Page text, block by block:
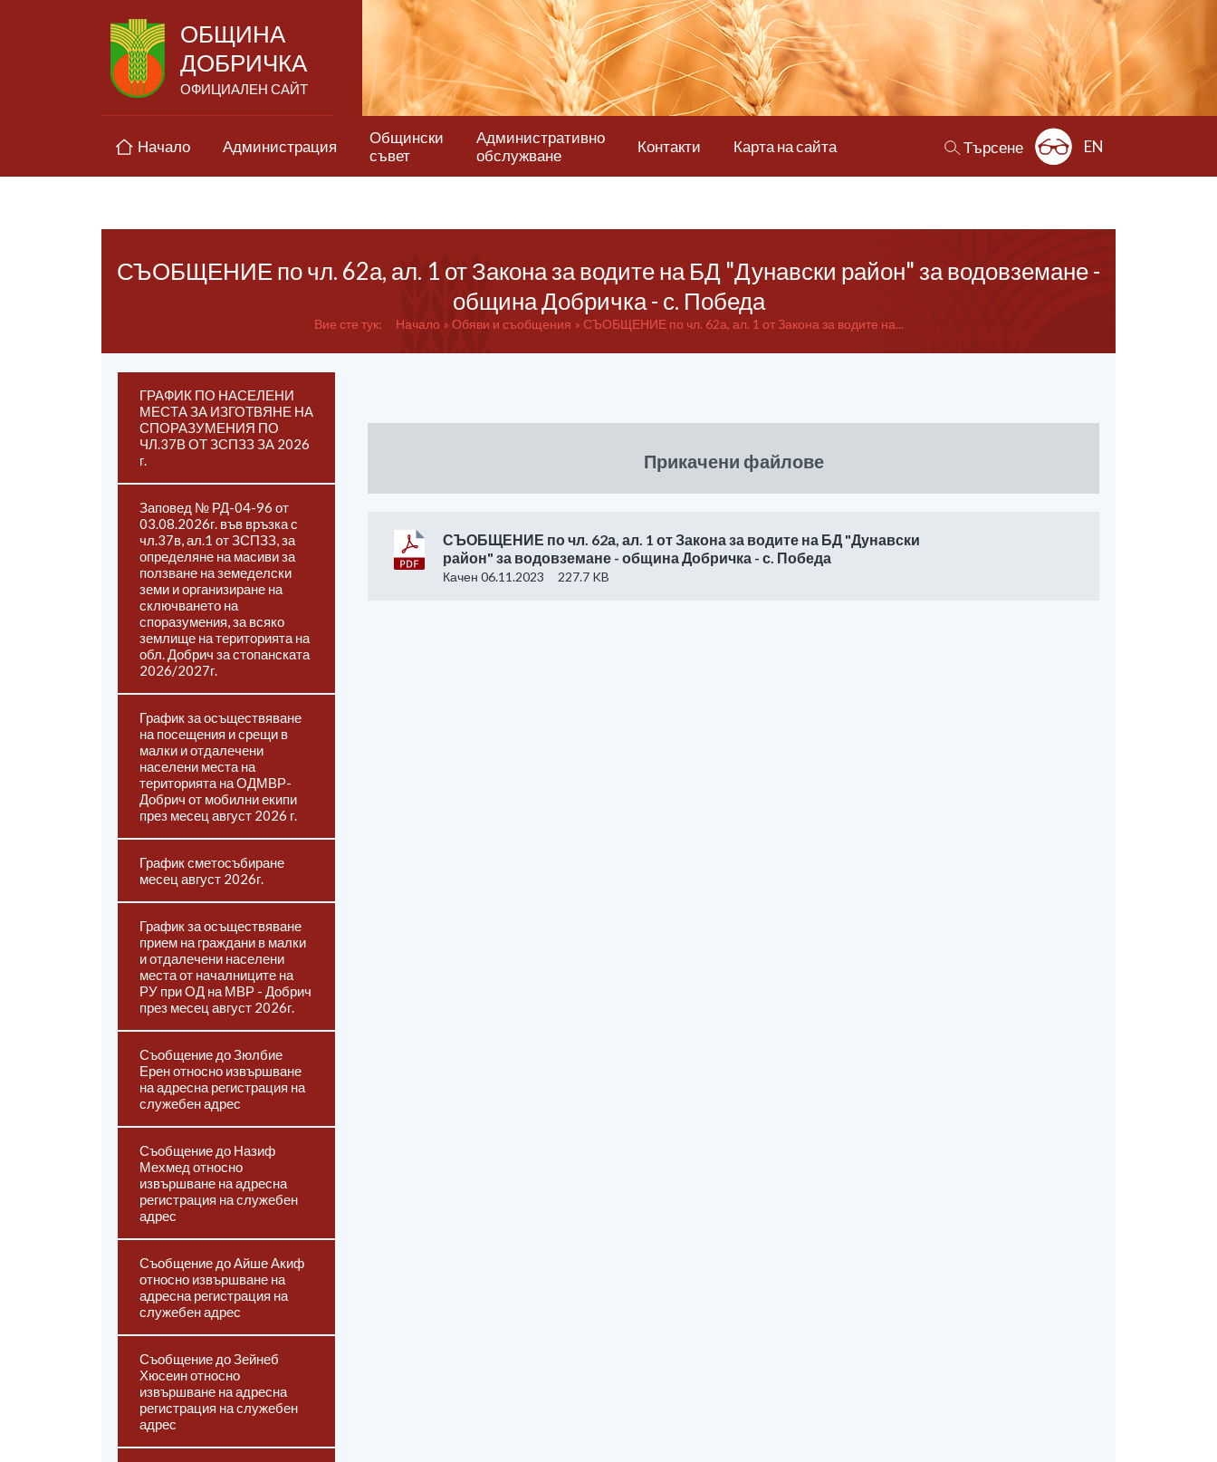
ОБЩИНА
ДОБРИЧКА
ОФИЦИАЛЕН САЙТ
Начало Администрация
Общински
съвет
Административно
обслужване
Контакти Карта на сайта Търсене EN
СЪОБЩЕНИЕ по чл. 62а, ал. 1 от Закона за водите на БД "Дунавски район" за водовземане -
община Добричка - с. Победа
Вие сте тук: Начало Обяви и съобщения СЪОБЩЕНИЕ по чл. 62а, ал. 1 от Закона за водите на...
ГРАФИК ПО НАСЕЛЕНИ
МЕСТА ЗА ИЗГОТВЯНЕ НА
СПОРАЗУМЕНИЯ ПО
ЧЛ.37В ОТ ЗСПЗЗ ЗА 2026
г.
Заповед № РД-04-96 от
03.08.2026г. във връзка с
чл.37в, ал.1 от ЗСПЗЗ, за
определяне на масиви за
ползване на земеделски
земи и организиране на
сключването на
споразумения, за всяко
землище на територията на
обл. Добрич за стопанската
2026/2027г.
График за осъществяване
на посещения и срещи в
малки и отдалечени
населени места на
територията на ОДМВР-
Добрич от мобилни екипи
през месец август 2026 г.
График сметосъбиране
месец август 2026г.
График за осъществяване
прием на граждани в малки
и отдалечени населени
места от началниците на
РУ при ОД на МВР - Добрич
през месец август 2026г.
Съобщение до Зюлбие
Ерен относно извършване
на адресна регистрация на
служебен адрес
Съобщение до Назиф
Мехмед относно
извършване на адресна
регистрация на служебен
адрес
Съобщение до Айше Акиф
относно извършване на
адресна регистрация на
служебен адрес
Съобщение до Зейнеб
Хюсеин относно
извършване на адресна
регистрация на служебен
адрес
Прикачени файлове
СЪОБЩЕНИЕ по чл. 62а, ал. 1 от Закона за водите на БД "Дунавски
район" за водовземане - община Добричка - с. Победа
Качен 06.11.2023 227.7 KB